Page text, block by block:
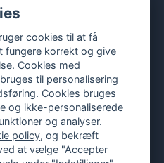
cookies til at få
fungere korrekt og give
Cookies med
til personalisering
Cookies bruges
og ikke-personaliserede
og analyser.
policy, og bekræft
at vælge "Accepter